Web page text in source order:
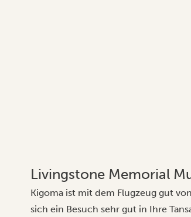
Livingstone Memorial
Kigoma ist mit dem Flugzeug gut
sich ein Besuch sehr gut in Ihre